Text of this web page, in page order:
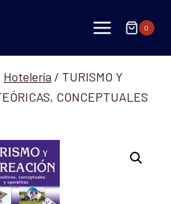
0
Hotelería / TURISMO Y
CONCEPTUALES